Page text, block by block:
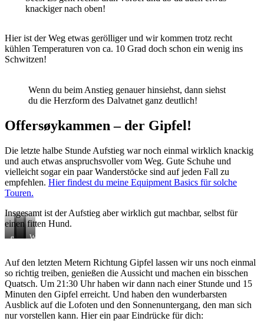
knackiger nach oben!
Hier ist der Weg etwas gerölliger und wir kommen trotz recht
kühlen Temperaturen von ca. 10 Grad doch schon ein wenig ins
Schwitzen!
Wenn du beim Anstieg genauer hinsiehst, dann siehst
du die Herzform des Dalvatnet ganz deutlich!
Offersøykammen – der Gipfel!
Die letzte halbe Stunde Aufstieg war noch einmal wirklich knackig
und auch etwas anspruchsvoller vom Weg. Gute Schuhe und
vielleicht sogar ein paar Wanderstöcke sind auf jeden Fall zu
empfehlen. Hier findest du meine Equipment Basics für solche
Touren.
Insgesamt ist der Aufstieg aber wirklich gut machbar, selbst für
einen fitten Hund.
ein…
…
…
=)
Was
Ausblick
schon
hier!
Auf den letzten Metern Richtung Gipfel lassen wir uns noch einmal
so richtig treiben, genießen die Aussicht und machen ein bisschen
Quatsch. Um 21:30 Uhr haben wir dann nach einer Stunde und 15
Minuten den Gipfel erreicht. Und haben den wunderbarsten
Ausblick auf die Lofoten und den Sonnenuntergang, den man sich
nur vorstellen kann. Hier ein paar Eindrücke für dich: